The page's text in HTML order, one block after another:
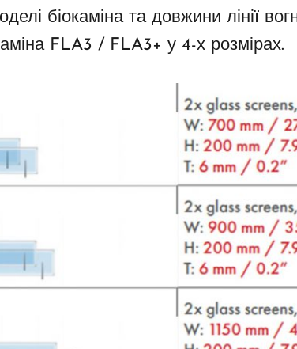
біокаміна та довжини лінії
FLA3 / FLA3+ у 4-х розмірах.